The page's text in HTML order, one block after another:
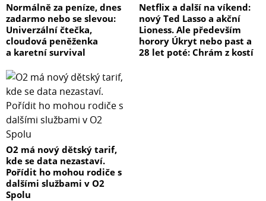
Normálně za peníze, dnes
zadarmo nebo se slevou:
Univerzální čtečka,
cloudová peněženka
a karetní survival
Netflix a další na víkend:
nový Ted Lasso a akční
Lioness. Ale především
horory Úkryt nebo past a
28 let poté: Chrám z kostí
O2 má nový dětský tarif,
kde se data nezastaví.
Pořídit ho mohou rodiče s
dalšími službami v O2
Spolu